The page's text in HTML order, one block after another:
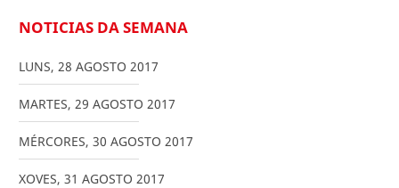
NOTICIAS DA SEMANA
LUNS, 28 AGOSTO 2017
MARTES, 29 AGOSTO 2017
MÉRCORES, 30 AGOSTO 2017
XOVES, 31 AGOSTO 2017